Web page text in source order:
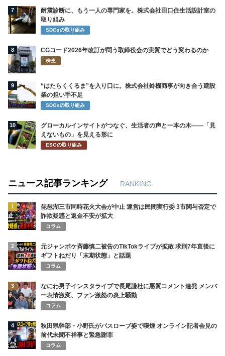
7
耐震診断に、もう一人の専門家を。株式会社田口住生活設計室の
取り組み
SDGsの取り組み
8 CGコード2026年改訂が問う取締役会の実質でどう変わるのか
株主
9
“はたらくくるま”を入り口に。株式会社鈴機商事が向き合う建設
業の担い手不足
SDGsの取り組み
10
グローカルインサイトがつなぐ、生活者の声と一本の木――「見
えないもの」を見える形に
ESGの取り組み
ニュース記事ランキング RANKING
1
琵琶湖三市同時花火大会が中止 運営は民間実行委 3市関与否定で
詐欺疑惑と返金不安が拡大
コラム
2
元ジャンポケ斉藤慎二被告のTikTokライブが拡散 求刑7年直後に
ギフトねだり「末期状態」と話題
コラム
3
なにわ男子インスタライブで長尾謙杜に悪質コメント連発 メンバ
ー表情激変、ファン激怒の炎上騒動
コラム
4
秋田県幹部・小野氏がバスローブ姿で喫煙 オンライン記者会見の
前代未聞不祥事と緊急謝罪
コラム